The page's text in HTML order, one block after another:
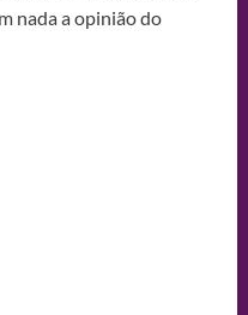
nada a opinião do